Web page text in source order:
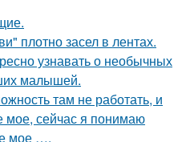
плотно засел в лентах.
узнавать о необычных
малышей.
там не работать, и
мое, сейчас я понимаю
мое ….